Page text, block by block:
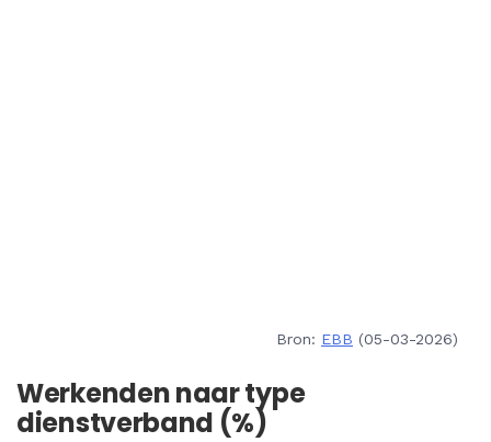
Bron: EBB (05-03-2026)
Werkenden naar type
dienstverband (%)